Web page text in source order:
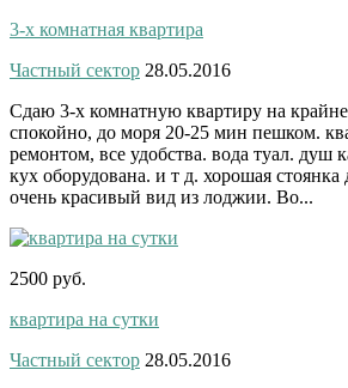
3-х комнатная квартира
Частный сектор 28.05.2016
Сдаю 3-х комнатную квартиру на крайне
спокойно, до моря 20-25 мин пешком.
ремонтом, все удобства. вода туал. душ
кух оборудована. и т д. хорошая стоянка
очень красивый вид из лоджии. Во...
2500 руб.
квартира на сутки
Частный сектор 28.05.2016